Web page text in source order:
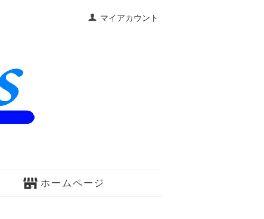
マイアカウント
ホームページ